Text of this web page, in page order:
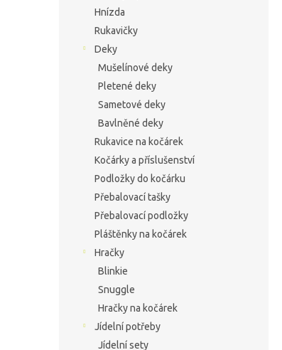
Hnízda
Rukavičky
Deky
Mušelínové deky
Pletené deky
Sametové deky
Bavlněné deky
Rukavice na kočárek
Kočárky a příslušenství
Podložky do kočárku
Přebalovací tašky
Přebalovací podložky
Pláštěnky na kočárek
Hračky
Blinkie
Snuggle
Hračky na kočárek
Jídelní potřeby
Jídelní sety